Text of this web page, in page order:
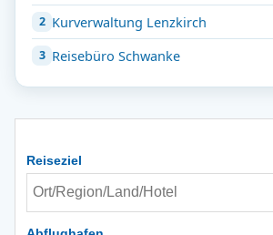
Kurverwaltung Lenzkirch
Reisebüro Schwanke
Reiseziel